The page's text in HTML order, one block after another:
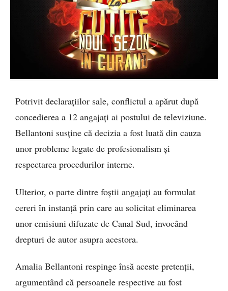
Potrivit declarațiilor sale, conflictul a apărut după
concedierea a 12 angajați ai postului de televiziune.
Bellantoni susține că decizia a fost luată din cauza
unor probleme legate de profesionalism și
respectarea procedurilor interne.
Ulterior, o parte dintre foștii angajați au formulat
cereri în instanță prin care au solicitat eliminarea
unor emisiuni difuzate de Canal Sud, invocând
drepturi de autor asupra acestora.
Amalia Bellantoni respinge însă aceste pretenții,
argumentând că persoanele respective au fost